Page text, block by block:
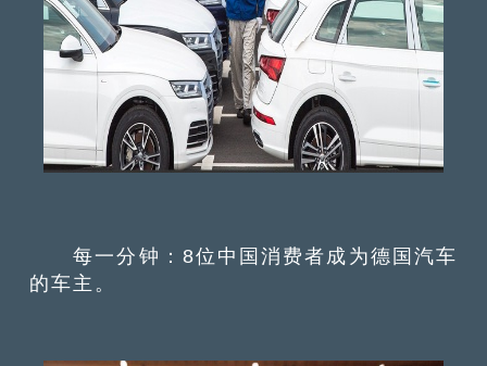
每一分钟：8位中国消费者成为德国汽车
的车主。